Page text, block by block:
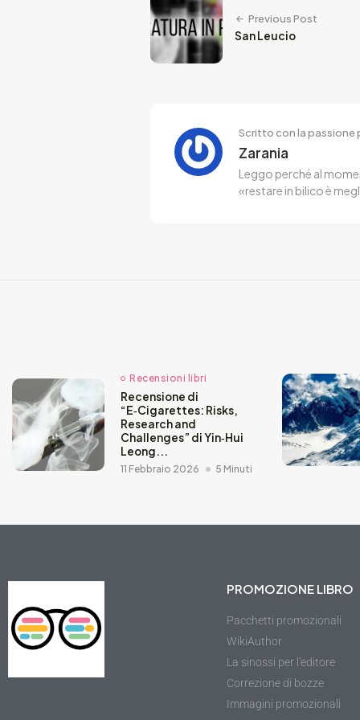
Previous Post
San Leucio
Scritto con la passione
Zarania
Leggo perché al
«restare in bilico è
Recensioni libri
Recensione di
“E‑Cigarettes: Risks,
Research and
Challenges” di Yin‑Hui
Leong...
11 Febbraio 2026 5 Minuti
PROMOZIONE LIBRO
Pacchetti promozionali
WikiAuthor
La sinossi per l'editore
Correzione di bozze
Immagini promozionali